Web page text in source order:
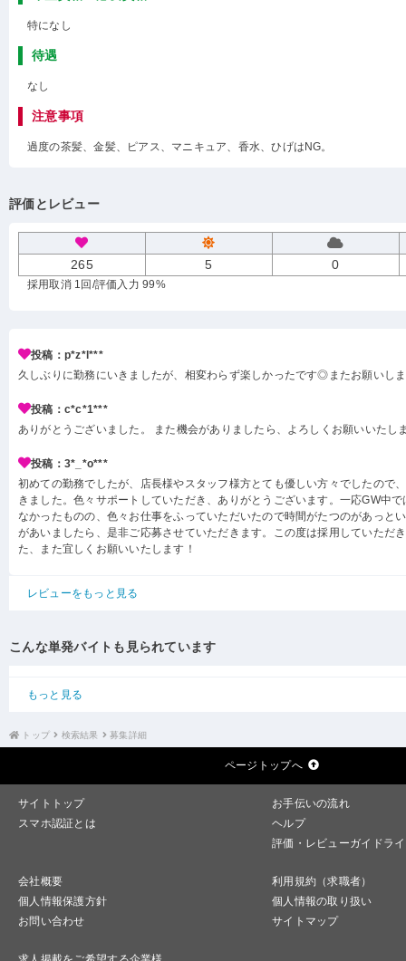
特になし
待遇
なし
注意事項
過度の茶髪、金髪、ピアス、マニキュア、香水、ひげはNG。
評価とレビュー
265 5 0
採用取消 1回 /評価入力 99%
投稿：p*z*l***
久しぶりに勤務にいきましたが、相変わらず楽しかったです◎またお願いし
投稿：c*c*1***
ありがとうございました。 また機会がありましたら、よろしくお願いいたし
投稿：3*_*o***
初めての勤務でしたが、店長様やスタッフ様方とても優しい方々でしたので
きました。色々サポートしていただき、ありがとうございます。一応GW中
なかったものの、色々お仕事をふっていただいたので時間がたつのがあっと
があいましたら、是非ご応募させていただきます。この度は採用していただ
た、また宜しくお願いいたします！
レビューをもっと見る
こんな単発バイトも見られています
もっと見る
トップ 検索結果 募集詳細
ページトップへ
サイトトップ
お手伝いの流れ
スマホ認証とは
ヘルプ
評価・レビューガイドラ
会社概要
利用規約（求職者）
個人情報保護方針
個人情報の取り扱い
お問い合わせ
サイトマップ